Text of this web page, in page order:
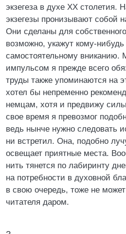
экзегеза в духе XX столетия.
экзегезы пронизывают собой
Они сделаны для
возможно, укажут кому-нибудь
самостоятельному вниканию.
импульсом я прежде всего
труды также упоминаются на
хотел бы непременно
немцам, хотя и предвижу
свое время я превозмог
ведь нынче нужно следовать
ни встретил. Она, подобно
освещает приятные места.
нить тянется по лабиринту
на потребности в духовной
в свою очередь, тоже не
читателя даром.